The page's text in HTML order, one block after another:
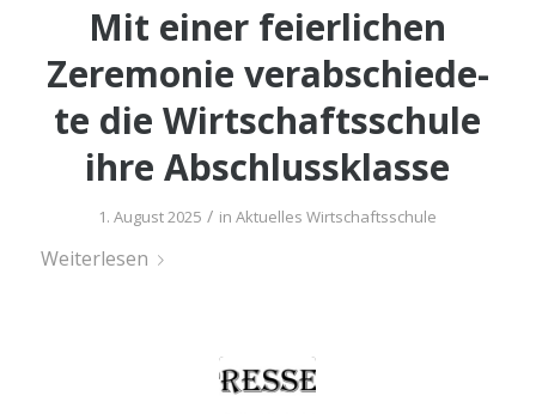
Mit einer fei­er­li­chen
Zere­mo­nie ver­ab­schie­de­
te die Wirt­schafts­schu­le
ihre Abschlussklasse
1. August 2025 / inAktuelles Wirtschaftsschule
Wei­ter­le­sen